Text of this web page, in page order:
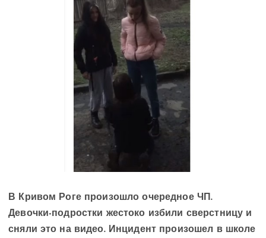
В Кривом Роге произошло очередное ЧП.
Девочки-подростки жестоко избили сверстницу и
сняли это на видео. Инцидент произошел в школе